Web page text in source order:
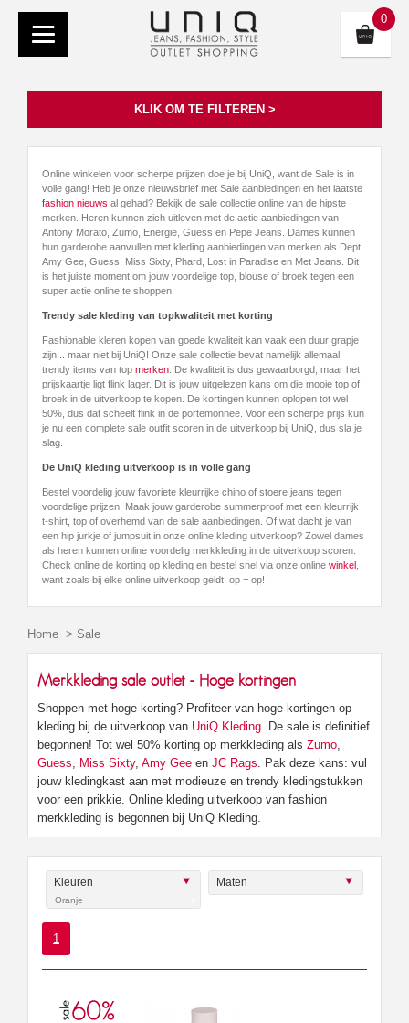
0
KLIK OM TE FILTEREN >
Online winkelen voor scherpe prijzen doe je bij UniQ, want de Sale is in
volle gang! Heb je onze nieuwsbrief met Sale aanbiedingen en het laatste
fashion nieuws al gehad? Bekijk de sale collectie online van de hipste
merken. Heren kunnen zich uitleven met de actie aanbiedingen van
Antony Morato, Zumo, Energie, Guess en Pepe Jeans. Dames kunnen
hun garderobe aanvullen met kleding aanbiedingen van merken als Dept,
Amy Gee, Guess, Miss Sixty, Phard, Lost in Paradise en Met Jeans. Dit
is het juiste moment om jouw voordelige top, blouse of broek tegen een
super actie online te shoppen.
Trendy sale kleding van topkwaliteit met korting
Fashionable kleren kopen van goede kwaliteit kan vaak een duur grapje
zijn... maar niet bij UniQ! Onze sale collectie bevat namelijk allemaal
trendy items van top merken . De kwaliteit is dus gewaarborgd, maar het
prijskaartje ligt flink lager. Dit is jouw uitgelezen kans om die mooie top of
broek in de uitverkoop te kopen. De kortingen kunnen oplopen tot wel
50%, dus dat scheelt flink in de portemonnee. Voor een scherpe prijs kun
je nu een complete sale outfit scoren in de uitverkoop bij UniQ, dus sla je
slag.
De UniQ kleding uitverkoop is in volle gang
Bestel voordelig jouw favoriete kleurrijke chino of stoere jeans tegen
voordelige prijzen. Maak jouw garderobe summerproof met een kleurrijk
t-shirt, top of overhemd van de sale aanbiedingen. Of wat dacht je van
een hip jurkje of jumpsuit in onze online kleding uitverkoop? Zowel dames
als heren kunnen online voordelig merkkleding in de uitverkoop scoren.
Check online de korting op kleding en bestel snel via onze online winkel
want zoals bij elke online uitverkoop geldt: op = op!
Home > Sale
Merkkleding sale outlet - Hoge kortingen
Shoppen met hoge korting? Profiteer van hoge kortingen op
kleding bij de uitverkoop van UniQ Kleding . De sale is definitief
begonnen! Tot wel 50% korting op merkkleding als Zumo
Guess
Miss Sixty, Amy Gee en JC Rags . Pak deze kans: vul
jouw kledingkast aan met modieuze en trendy kledingstukken
voor een prikkie. Online kleding uitverkoop van fashion
merkkleding is begonnen bij UniQ Kleding.
Kleuren
Oranje
Maten
1